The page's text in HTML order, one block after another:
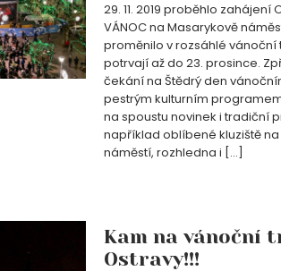
29. 11. 2019 proběhlo zahájení
VÁNOC na Masarykově
proměnilo v rozsáhlé vánoční
potrvají až do 23. prosince.
čekání na Štědrý den
pestrým kulturním
na spoustu novinek i tradiční
například oblíbené kluziště
náměstí, rozhledna i […]
Kam na vánoční
Ostravy!!!